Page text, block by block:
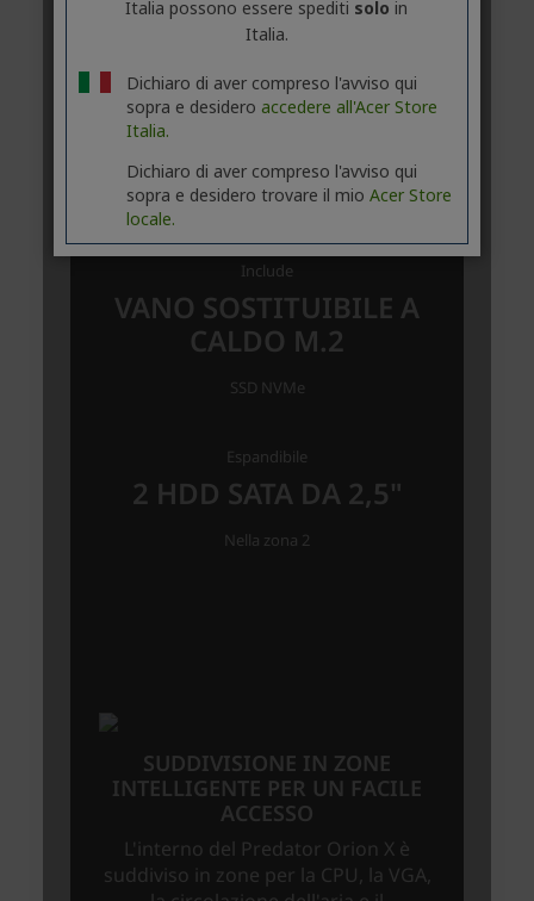
Italia possono essere spediti solo in
Italia.
Dichiaro di aver compreso l'avviso qui
sopra e desidero accedere all'Acer Store
Italia.
Dichiaro di aver compreso l'avviso qui
sopra e desidero trovare il mio Acer Store
locale.